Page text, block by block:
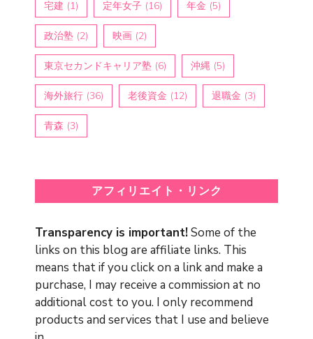
宅建 (1) 定年女子 (16) 年金 (5)
政治塾 (2) 映画 (2)
東京セカンドキャリア塾 (6) 沖縄 (5)
海外旅行 (36) 老後資金 (12) 退職金 (3)
青森 (3)
アフィリエイト・リンク
Transparency is important!Some of the
links on this blog are affiliate links. This
means that if you click on a link and make a
purchase, I may receive a commission at no
additional cost to you. I only recommend
products and services that I use and believe